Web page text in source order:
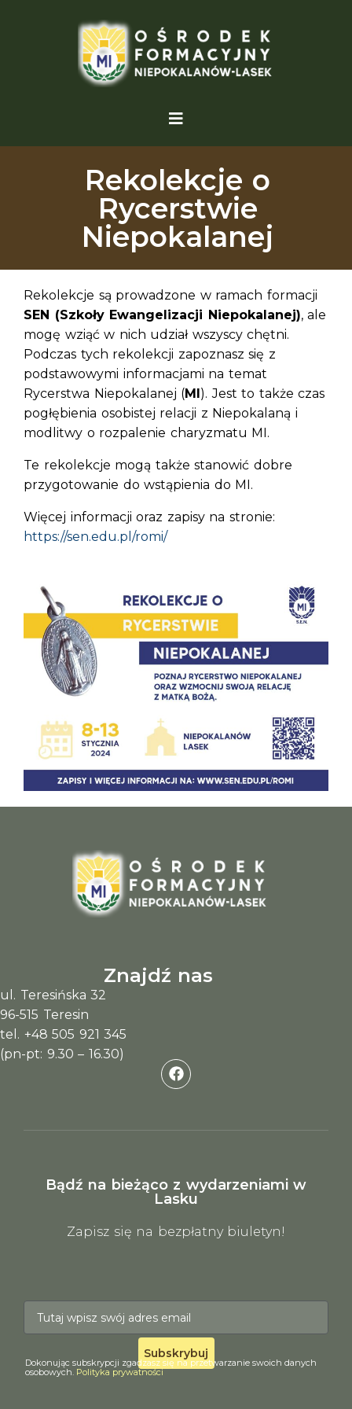
Rekolekcje o
Rycerstwie
Niepokalanej
Rekolekcje są prowadzone w ramach formacji
SEN (Szkoły Ewangelizacji Niepokalanej), ale
mogę wziąć w nich udział wszyscy chętni.
Podczas tych rekolekcji zapoznasz się z
podstawowymi informacjami na temat
Rycerstwa Niepokalanej (MI ). Jest to także czas
pogłębienia osobistej relacji z Niepokalaną i
modlitwy o rozpalenie charyzmatu MI.
Te rekolekcje mogą także stanowić dobre
przygotowanie do wstąpienia do MI.
Więcej informacji oraz zapisy na stronie:
https://sen.edu.pl/romi/
Znajdź nas
ul. Teresińska 32
96-515 Teresin
tel. +48 505 921 345
(pn-pt: 9.30 – 16.30)
Bądź na bieżąco z wydarzeniami w
Lasku
Zapisz się na bezpłatny biuletyn!
Subskrybuj
Dokonując subskrypcji zgadzasz się na przetwarzanie swoich danych
osobowych. Polityka prywatności